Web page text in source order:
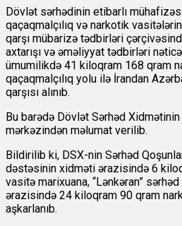
Dövlət sərhədinin etibarlı
qaçaqmalçılıq və narkotik
qarşı mübarizə tədbirləri
axtarışı və əməliyyat tədbirləri
ümumilikdə 41 kiloqram 168 qram
qaçaqmalçılıq yolu ilə İrandan
qarşısı alınıb.
Bu barədə Dövlət Sərhəd
mərkəzindən məlumat verilib.
Bildirilib ki, DSX-nin Sərhəd
dəstəsinin xidməti ərazisində 6
vasitə marixuana, “Lənkəran”
ərazisində 24 kiloqram 90 qram
aşkarlanıb.